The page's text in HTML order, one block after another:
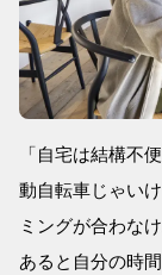
「自宅は結構不
動自転車じゃい
ミングが合わな
あると自分の時